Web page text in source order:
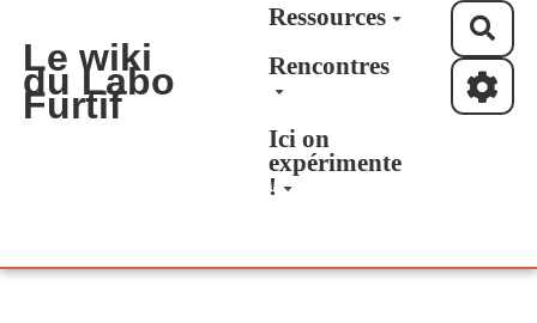
Le wiki
du Labo
Furtif
Ressources
Rencontres
Ici on
expérimente
!